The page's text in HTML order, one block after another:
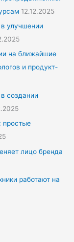
12.12.2025
улучшении
на ближайшие
и продукт-
создании
простые
лицо бренда
работают на